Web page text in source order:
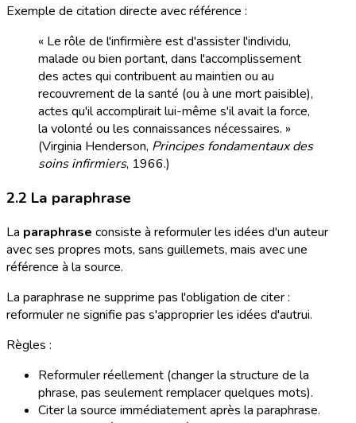
Exemple de citation directe avec référence :
« Le rôle de l'infirmière est d'assister l'individu,
malade ou bien portant, dans l'accomplissement
des actes qui contribuent au maintien ou au
recouvrement de la santé (ou à une mort paisible),
actes qu'il accomplirait lui-même s'il avait la force,
la volonté ou les connaissances nécessaires. »
(Virginia Henderson, Principes fondamentaux des
soins infirmiers, 1966.)
2.2 La paraphrase
La paraphrase consiste à reformuler les idées d'un auteur
avec ses propres mots, sans guillemets, mais avec une
référence à la source.
La paraphrase ne supprime pas l'obligation de citer :
reformuler ne signifie pas s'approprier les idées d'autrui.
Règles :
Reformuler réellement (changer la structure de la
phrase, pas seulement remplacer quelques mots).
Citer la source immédiatement après la paraphrase.